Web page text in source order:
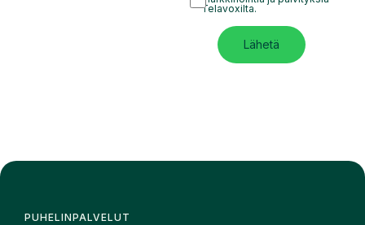
Telavoxilta.
Lähetä
PUHELINPALVELUT